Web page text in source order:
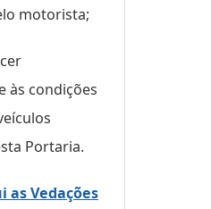
motorista;
às condições
Portaria.
as Vedações